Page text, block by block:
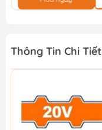
Thông Tin Chi Tiết